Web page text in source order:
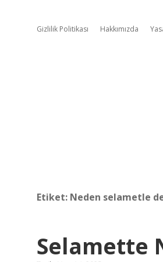
Gizlilik Politikası Hakkımızda
Etiket: Neden selametle
Selamette